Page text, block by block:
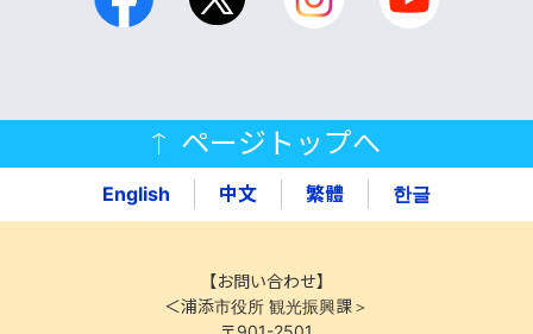
ページトップへ
English 中文 繁體 한글
【お問い合わせ】
＜浦添市役所 観光振興課＞